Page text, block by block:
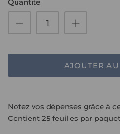
Quantité
AJOUTER
Notez vos dépenses grâce à
Contient 25 feuilles par